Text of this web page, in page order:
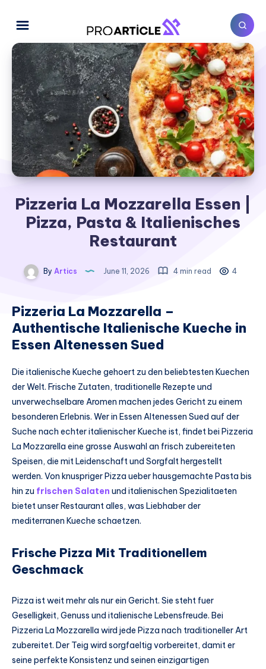
Pizzeria La Mozzarella Essen |
Pizza, Pasta & Italienisches
Restaurant
By Artics June 11, 2026 4 min read 4
Pizzeria La Mozzarella –
Authentische Italienische Kueche in
Essen Altenessen Sued
Die italienische Kueche gehoert zu den beliebtesten Kuechen
der Welt. Frische Zutaten, traditionelle Rezepte und
unverwechselbare Aromen machen jedes Gericht zu einem
besonderen Erlebnis. Wer in Essen Altenessen Sued auf der
Suche nach echter italienischer Kueche ist, findet bei Pizzeria
La Mozzarella eine grosse Auswahl an frisch zubereiteten
Speisen, die mit Leidenschaft und Sorgfalt hergestellt
werden. Von knuspriger Pizza ueber hausgemachte Pasta bis
hin zu frischen Salaten und italienischen Spezialitaeten
bietet unser Restaurant alles, was Liebhaber der
mediterranen Kueche schaetzen.
Frische Pizza Mit Traditionellem
Geschmack
Pizza ist weit mehr als nur ein Gericht. Sie steht fuer
Geselligkeit, Genuss und italienische Lebensfreude. Bei
Pizzeria La Mozzarella wird jede Pizza nach traditioneller Art
zubereitet. Der Teig wird sorgfaeltig vorbereitet, damit er
seine perfekte Konsistenz und seinen einzigartigen